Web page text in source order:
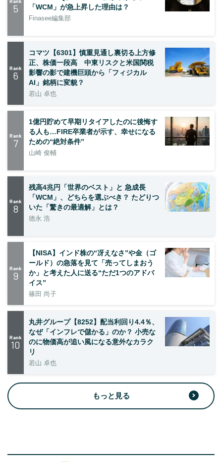
5
「WCM」が急上昇した理由は？
Finasee編集部
Rank
6
コマツ【6301】慎重見通し裏切る上方修
正、株価一段高 中東リスクと米国関税
影響の影で建機巨頭から「フィジカル
AI」銘柄に変貌？
若山 卓也
Rank
7
1億円貯めて早期リタイアしたのに後悔す
る人も…FIRE卒業者が示す、幸せになる
ための“絶対条件”
山崎 俊輔
Rank
8
残高4兆円「世界のベスト」と 急成長
「WCM」、どちらを選ぶべき？ たどりつ
いた「驚きの最適解」とは？
徳永 浩
Rank
9
【NISA】インド株の“冴えなさ”や金（ゴ
ールド）の急落を見て「売ってしまおう
か」と考えた人に送る“ただ1つのアドバ
イス”
篠田 尚子
Rank
10
丸井グループ【8252】配当利回り4.4％、
なぜ「インフレで儲かる」のか？ 小売な
のに物価高が追い風になる意外なカラク
リ
若山 卓也
もっと見る